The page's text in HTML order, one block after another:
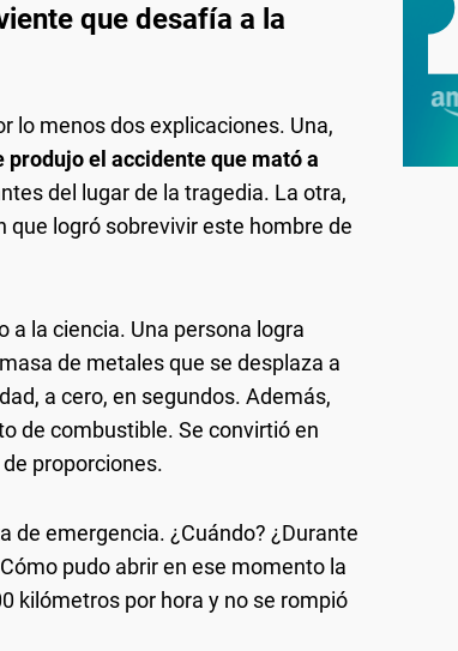
que desafía a la
lo menos dos explicaciones. Una,
produjo el accidente que mató a
del lugar de la tragedia. La otra,
logró sobrevivir este hombre de
a la ciencia. Una persona logra
de metales que se desplaza a
a cero, en segundos. Además,
de combustible. Se convirtió en
proporciones.
de emergencia. ¿Cuándo? ¿Durante
pudo abrir en ese momento la
kilómetros por hora y no se rompió